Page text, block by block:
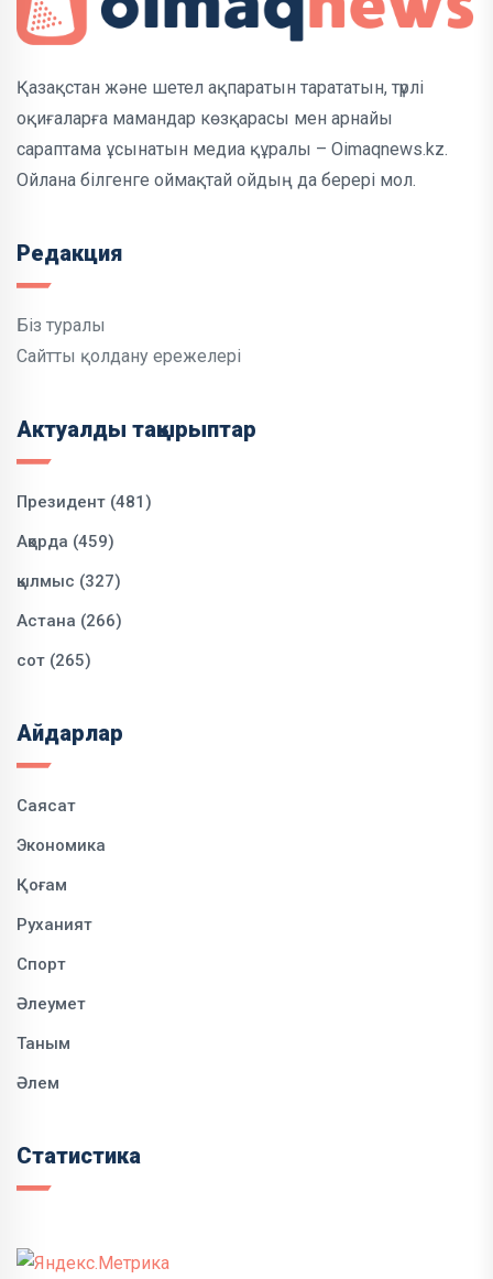
Қазақстан және шетел ақпаратын тарататын, түрлі
оқиғаларға мамандар көзқарасы мен арнайы
сараптама ұсынатын медиа құралы – Oimaqnews.kz.
Ойлана білгенге оймақтай ойдың да берері мол.
Редакция
Біз туралы
Сайтты қолдану ережелері
Актуалды тақырыптар
Президент (481)
Ақорда (459)
қылмыс (327)
Астана (266)
сот (265)
Айдарлар
Саясат
Экономика
Қоғам
Руханият
Спорт
Әлеумет
Таным
Әлем
Статистика